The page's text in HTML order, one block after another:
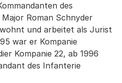
des
Roman Schnyder
und arbeitet als Jurist
war er Kompanie
Kompanie 22, ab 1996
des Infanterie